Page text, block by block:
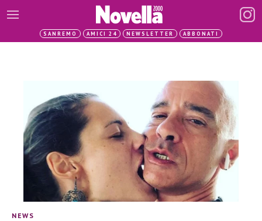
SANREMO AMICI 24 NEWSLETTER ABBONATI
NEWS